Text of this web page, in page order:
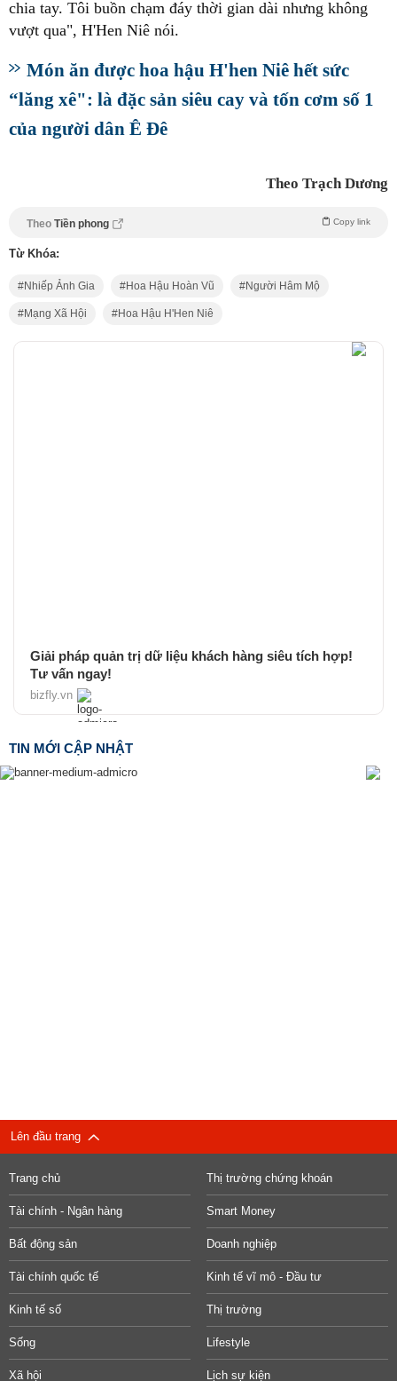
chia tay. Tôi buồn chạm đáy thời gian dài nhưng không
vượt qua", H'Hen Niê nói.
Món ăn được hoa hậu H'hen Niê hết sức
“lăng xê": là đặc sản siêu cay và tốn cơm số 1
của người dân Ê Đê
Theo Trạch Dương
Theo Tiền phong Copy link
Từ Khóa:
Nhiếp Ảnh Gia Hoa Hậu Hoàn Vũ Người Hâm Mộ
Mạng Xã Hội Hoa Hậu H'Hen Niê
Giải pháp quản trị dữ liệu khách hàng siêu tích hợp!
Tư vấn ngay!
bizfly.vn
TIN MỚI CẬP NHẬT
Lên đầu trang
Trang chủ Thị trường chứng khoán
Tài chính - Ngân hàng Smart Money
Bất động sản Doanh nghiệp
Tài chính quốc tế Kinh tế vĩ mô - Đầu tư
Kinh tế số Thị trường
Sống Lifestyle
Xã hội Lịch sự kiện